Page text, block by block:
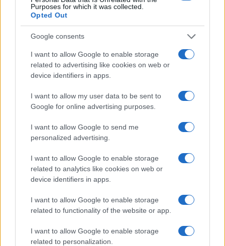
Purposes for which it was collected.
Opted Out
Google consents
I want to allow Google to enable storage
related to advertising like cookies on web or
device identifiers in apps.
I want to allow my user data to be sent to
Google for online advertising purposes.
I want to allow Google to send me
personalized advertising.
I want to allow Google to enable storage
related to analytics like cookies on web or
device identifiers in apps.
I want to allow Google to enable storage
related to functionality of the website or app.
I want to allow Google to enable storage
related to personalization.
Martina Agostina Diturco
I nostri cari
I nostri cari